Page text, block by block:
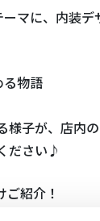
マに、内装
る物語
様子が、店内
ださい♪
紹介！